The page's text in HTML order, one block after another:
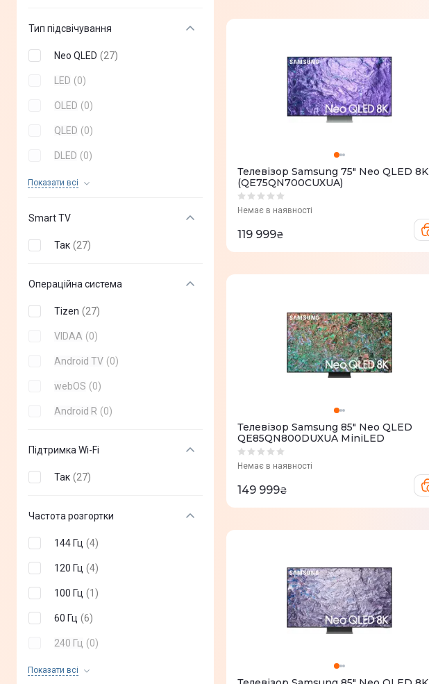
97" ( 0)
98" (0)
100" (0
115" 0)
Тип підсвічування
Neo QLED (27)
LED (0)
OLED (0)
QLED (0)
DLED (0)
Показати всi
Nano Cell
Edge LED (0)
Mini LED (0
Smart TV
Так (27)
Операційна система
Tizen (27)
VIDAA (0)
Android TV (0)
webOS (0)
Android R (0)
Підтримка Wi-Fi
Так (27)
Частота розгортки
144 Гц (4)
120 Гц (4)
100 Гц (1 )
60 Гц (6)
240 Гц (0)
Показати всi
55 Гц 0
Телевізор Samsung 75" Neo QLED 8K
(QE75QN700CUXUA)
Немає в наявності
119 999₴
Телевізор Samsung 85" Neo QLED
QE85QN800DUXUA MiniLED
Немає в наявності
149 999₴